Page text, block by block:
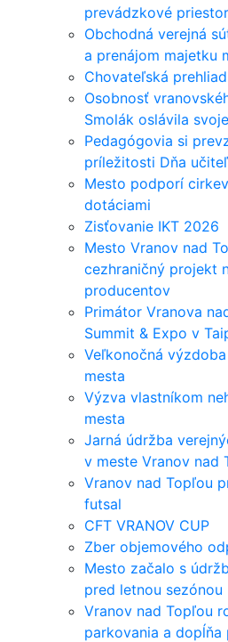
prevádzkové
Obchodná verejná
a prenájom majetku
Chovateľská
Osobnosť
Smolák oslávila
Pedagógovia si
príležitosti Dňa
Mesto podporí
dotáciami
Zisťovanie IKT 2026
Mesto Vranov nad
cezhraničný projekt
producentov
Primátor Vranova
Summit & Expo v
Veľkonočná
mesta
Výzva vlastníkom
mesta
Jarná údržba
v meste Vranov nad
Vranov nad Topľou
futsal
CFT VRANOV CUP
Zber objemového
Mesto začalo s
pred letnou sezónou
Vranov nad Topľou
parkovania a